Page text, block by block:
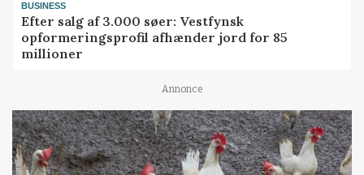
BUSINESS
Efter salg af 3.000 søer: Vestfynsk
opformeringsprofil afhænder jord for 85
millioner
Annonce